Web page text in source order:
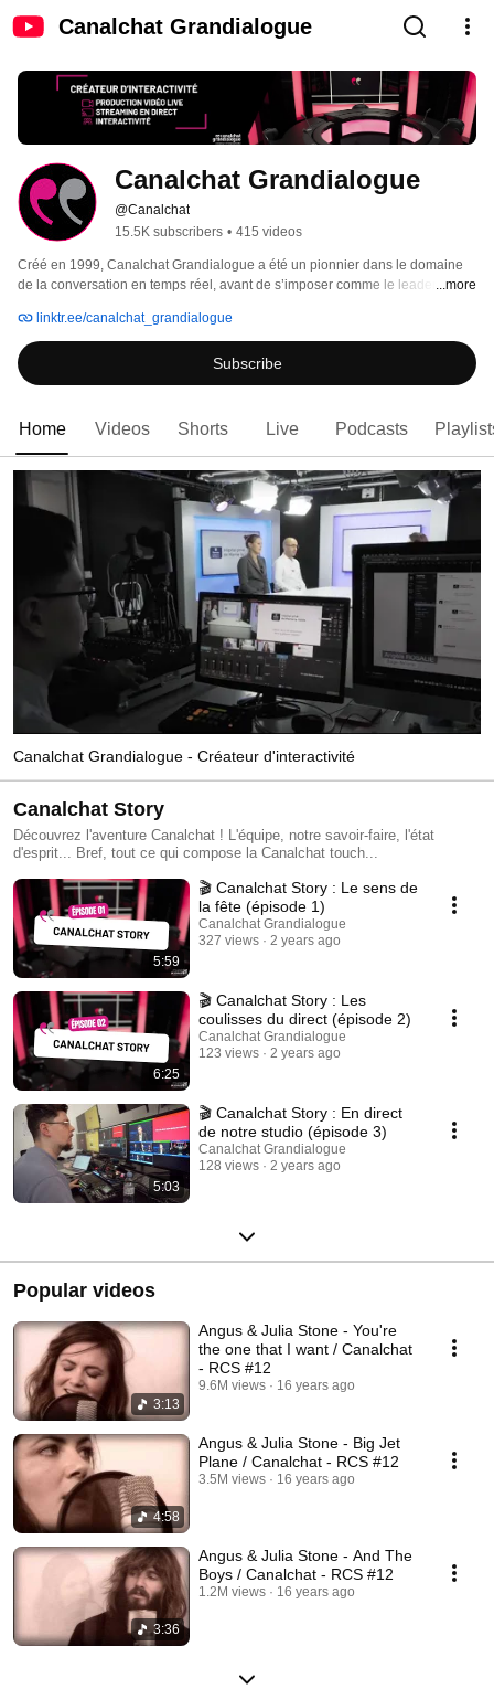
Canalchat Grandialogue
Canalchat Grandialogue
@Canalchat
15.5K subscribers • 415 videos
Créé en 1999, Canalchat Grandialogue a été un pionnier dans le domaine
de la conversation en temps réel, avant de s’imposer comme le leader des
texte et en vidéo.
...more
linktr.ee/canalchat_grandialogue
Subscribe
Home Videos Shorts Live Podcasts
Canalchat Grandialogue - Créateur d'interactivité
Canalchat Story
Découvrez l'aventure Canalchat ! L'équipe, notre savoir-faire, l'état
d'esprit... Bref, tout ce qui compose la Canalchat touch...
5:59
🎬 Canalchat Story : Le sens de
la fête (épisode 1)
Canalchat Grandialogue
327 views
2 years ago
6:25
🎬 Canalchat Story : Les
coulisses du direct (épisode 2)
Canalchat Grandialogue
123 views
2 years ago
5:03
🎬 Canalchat Story : En direct
de notre studio (épisode 3)
Canalchat Grandialogue
128 views
2 years ago
Popular videos
3:13
Angus & Julia Stone - You're
the one that I want / Canalchat
- RCS #12
9.6M views 16 years ago
4:58
Angus & Julia Stone - Big Jet
Plane / Canalchat - RCS #12
3.5M views 16 years ago
3:36
Angus & Julia Stone - And The
Boys / Canalchat - RCS #12
1.2M views 16 years ago